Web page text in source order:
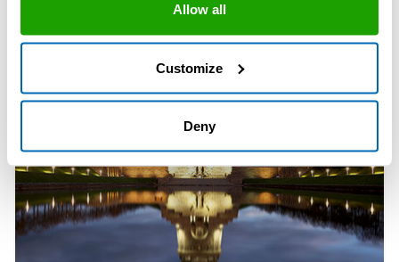
Allow all
Customize
Deny